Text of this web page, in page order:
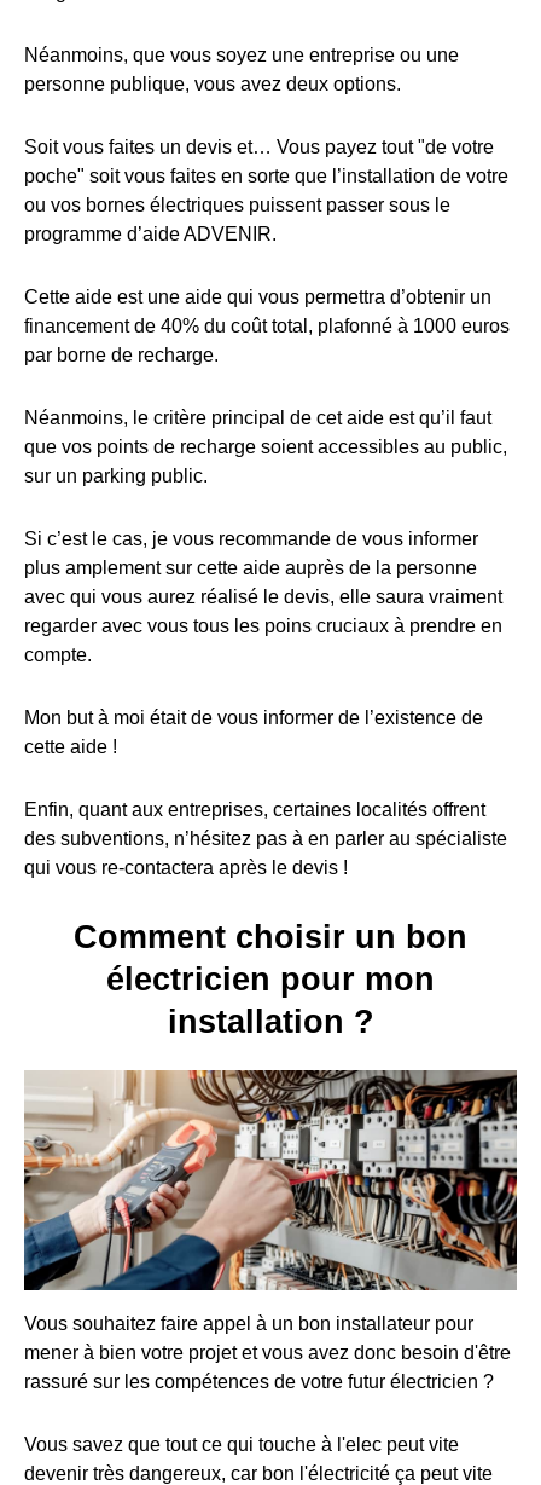
Néanmoins, que vous soyez une entreprise ou une
personne publique, vous avez deux options.
Soit vous faites un devis et… Vous payez tout "de votre
poche" soit vous faites en sorte que l’installation de votre
ou vos bornes électriques puissent passer sous le
programme d’aide ADVENIR.
Cette aide est une aide qui vous permettra d’obtenir un
financement de 40% du coût total, plafonné à 1000 euros
par borne de recharge.
Néanmoins, le critère principal de cet aide est qu’il faut
que vos points de recharge soient accessibles au public,
sur un parking public.
Si c’est le cas, je vous recommande de vous informer
plus amplement sur cette aide auprès de la personne
avec qui vous aurez réalisé le devis, elle saura vraiment
regarder avec vous tous les poins cruciaux à prendre en
compte.
Mon but à moi était de vous informer de l’existence de
cette aide !
Enfin, quant aux entreprises, certaines localités offrent
des subventions, n’hésitez pas à en parler au spécialiste
qui vous re-contactera après le devis !
Comment choisir un bon
électricien pour mon
installation ?
Vous souhaitez faire appel à un bon installateur pour
mener à bien votre projet et vous avez donc besoin d'être
rassuré sur les compétences de votre futur électricien ?
Vous savez que tout ce qui touche à l'elec peut vite
devenir très dangereux, car bon l'électricité ça peut vite